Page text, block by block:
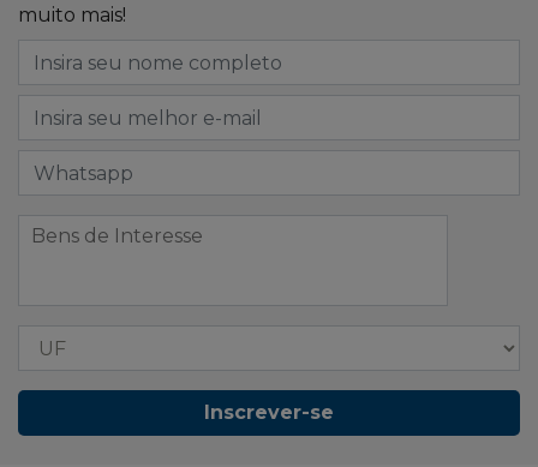
muito mais!
Inscrever-se